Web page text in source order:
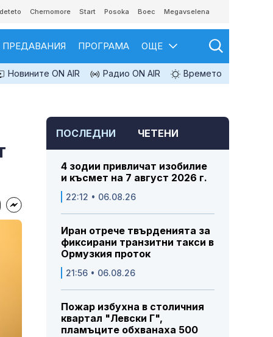
Chernomore Start Posoka Boec Megavselena
ПРЕДАВАНИЯ ПРОГРАМА ОЩЕ
Новините ON AIR Радио ON AIR Времето
ПОСЛЕДНИ ЧЕТЕНИ
4 зодии привличат изобилие
и късмет на 7 август 2026 г.
22:12 • 06.08.26
Иран отрече твърденията за
фиксирани транзитни такси в
Ормузкия проток
21:56 • 06.08.26
Пожар избухна в столичния
квартал "Левски Г",
пламъците обхванаха 500